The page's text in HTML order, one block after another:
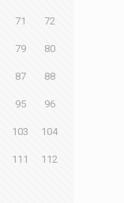
71 72
79 80
87 88
95 96
103 104
111 112